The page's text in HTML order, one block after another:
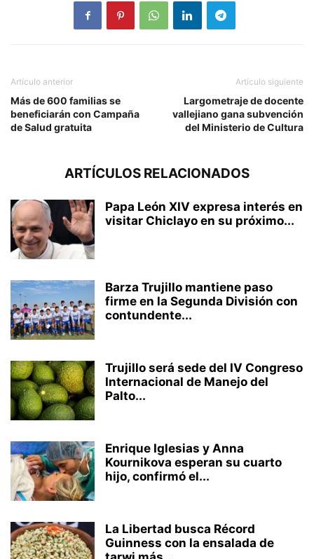
Artículo anterior
Más de 600 familias se
beneficiarán con Campaña
de Salud gratuita
Artículo siguiente
Largometraje de docente
vallejiano gana subvención
del Ministerio de Cultura
ARTÍCULOS RELACIONADOS
Papa León XIV expresa interés en
visitar Chiclayo en su próximo...
Barza Trujillo mantiene paso
firme en la Segunda División con
contundente...
Trujillo será sede del IV Congreso
Internacional de Manejo del
Palto...
Enrique Iglesias y Anna
Kournikova esperan su cuarto
hijo, confirmó el...
La Libertad busca Récord
Guinness con la ensalada de